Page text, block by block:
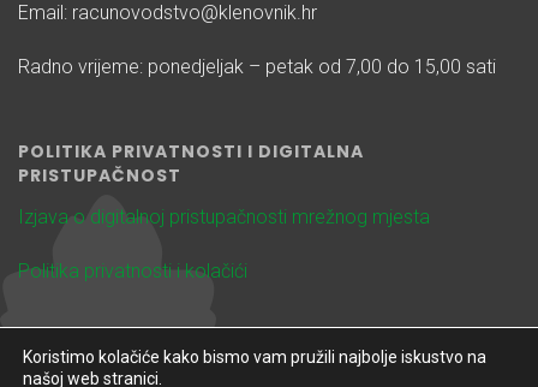
Email: racunovodstvo@klenovnik.hr
Radno vrijeme: ponedjeljak – petak od 7,00 do 15,00 sati
POLITIKA PRIVATNOSTI I DIGITALNA
PRISTUPAČNOST
Izjava o digitalnoj pristupačnosti mrežnog mjesta
Politika privatnosti i kolačići
Koristimo kolačiće kako bismo vam pružili najbolje iskustvo na
našoj web stranici.